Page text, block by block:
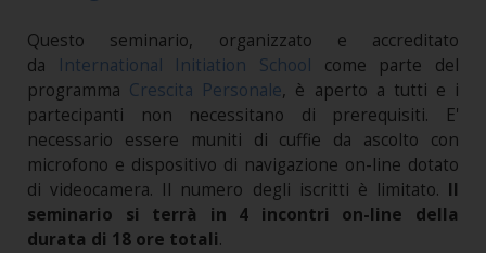
Questo seminario, organizzato e accreditato
da
International Initiation School come parte del
programma Crescita Personale, è aperto a tutti e i
partecipanti non necessitano di prerequisiti. E'
necessario essere muniti di cuffie da ascolto con
microfono e dispositivo di navigazione on-line dotato
di videocamera. Il numero degli iscritti è limitato. Il
seminario si terrà in 4 incontri on-line della
durata di 18 ore totali.